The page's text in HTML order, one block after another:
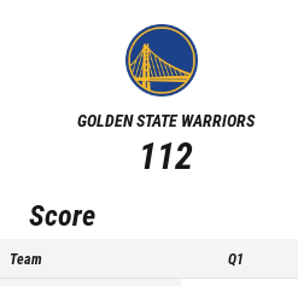
GOLDEN STATE WARRIORS
112
Score
Team Q1